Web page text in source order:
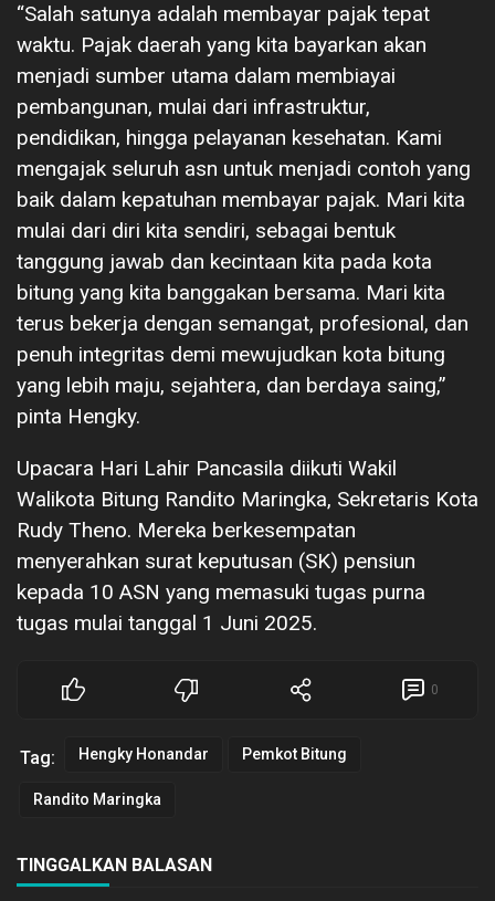
“Salah satunya adalah membayar pajak tepat
waktu. Pajak daerah yang kita bayarkan akan
menjadi sumber utama dalam membiayai
pembangunan, mulai dari infrastruktur,
pendidikan, hingga pelayanan kesehatan. Kami
mengajak seluruh asn untuk menjadi contoh yang
baik dalam kepatuhan membayar pajak. Mari kita
mulai dari diri kita sendiri, sebagai bentuk
tanggung jawab dan kecintaan kita pada kota
bitung yang kita banggakan bersama. Mari kita
terus bekerja dengan semangat, profesional, dan
penuh integritas demi mewujudkan kota bitung
yang lebih maju, sejahtera, dan berdaya saing,”
pinta Hengky.
Upacara Hari Lahir Pancasila diikuti Wakil
Walikota Bitung Randito Maringka, Sekretaris Kota
Rudy Theno. Mereka berkesempatan
menyerahkan surat keputusan (SK) pensiun
kepada 10 ASN yang memasuki tugas purna
tugas mulai tanggal 1 Juni 2025.
0
Tag: Hengky Honandar Pemkot Bitung
Randito Maringka
TINGGALKAN BALASAN